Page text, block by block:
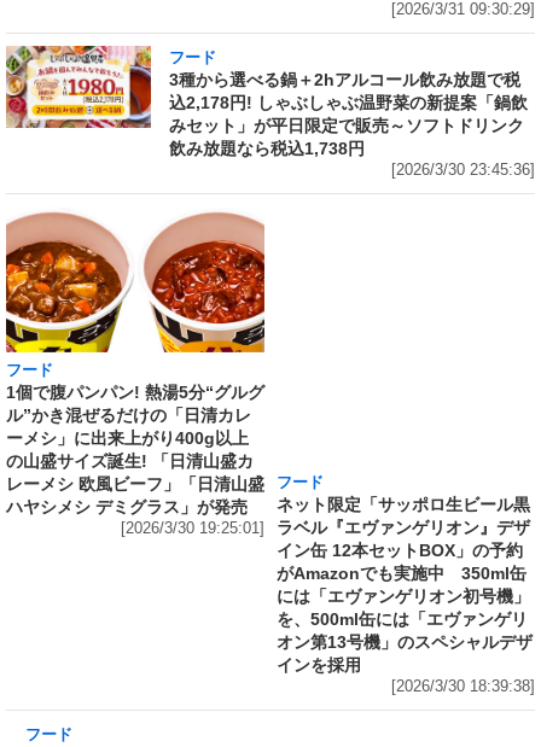
[2026/3/31 09:30:29]
フード
3種から選べる鍋＋2hアルコール飲み放題で税
込2,178円! しゃぶしゃぶ温野菜の新提案「鍋飲
みセット」が平日限定で販売～ソフトドリンク
飲み放題なら税込1,738円
[2026/3/30 23:45:36]
フード
1個で腹パンパン! 熱湯5分“グルグ
ル”かき混ぜるだけの「日清カレ
ーメシ」に出来上がり400g以上
の山盛サイズ誕生! 「日清山盛カ
レーメシ 欧風ビーフ」「日清山盛
ハヤシメシ デミグラス」が発売
[2026/3/30 19:25:01]
には「エヴァンゲリオン初号機」
を、500ml缶には「エヴァンゲリ
オン第13号機」のスペシャルデザ
インを採用
[2026/3/30 18:39:38]
Amazonで、国産100％「超完熟梅」を贅沢に使
用した「サントリー梅酒〈山崎蒸溜所貯蔵梅
酒〉超完熟梅 2026 Limited Edition 750ml」の
予約受付中 『桃を想起させる芳醇な香りと味